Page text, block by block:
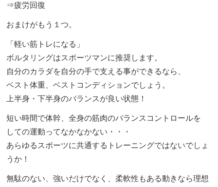
⇒疲労回復
おまけがもう１つ。
「軽い筋トレになる」
ボルタリングはスポーツマンに推奨します。
自分のカラダを自分の手で支える事ができるなら、
ベスト体重、ベストコンディションでしょう。
上半身・下半身のバランスが良い状態！
短い時間で体幹、全身の筋肉のバランスコントロールを
しての運動ってなかなかない・・・
あらゆるスポーツに共通するトレーニングではないでしょ
うか！
無駄のない、強いだけでなく、柔軟性もある動きなら理想